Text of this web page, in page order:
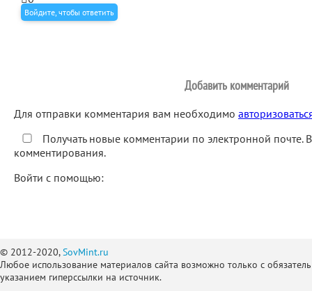
Войдите, чтобы ответить
Добавить комментарий
Для отправки комментария вам необходимо
Получать новые комментарии по электронной почте.
комментирования.
Войти с помощью:
© 2012-2020,SovMint.ru
Любое использование материалов сайта возможно только с
указанием гиперссылки на источник.